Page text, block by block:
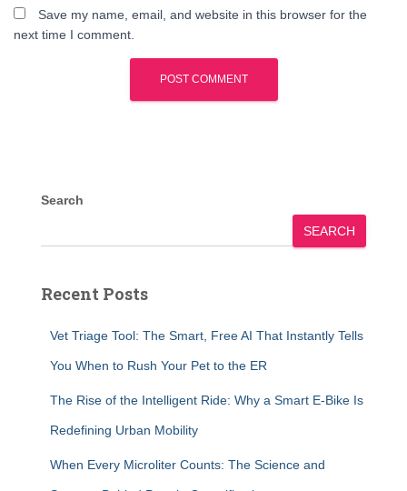
Save my name, email, and website in this browser for the
next time I comment.
Search
SEARCH
Recent Posts
Vet Triage Tool: The Smart, Free AI That Instantly Tells
You When to Rush Your Pet to the ER
The Rise of the Intelligent Ride: Why a Smart E-Bike Is
Redefining Urban Mobility
When Every Microliter Counts: The Science and